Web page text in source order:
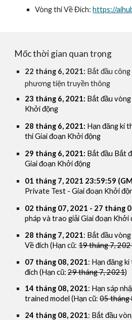
Vòng thi Về Đích: https://
Mốc thời gian quan trọng
22 tháng 6, 2021: Bắt đầu
phương tiện truyền thông
23 tháng 6, 2021: Bắt đầu
Khởi động
28 tháng 6, 2021: Hạn đăng kí
thi Giai đoạn Khởi động
29 tháng 6, 2021: Bắt đầu Bắt
Giai đoạn Khởi động
01 tháng 7, 2021 23:59:59
Private Test - Giai đoạn Khởi
02 tháng 07, 2021 - 27 tháng
pháp và trao giải Giai đoạn Khởi
28 tháng 7, 2021: Bắt đầu
Về đích (Hạn cũ: 19 tháng 7,
07 tháng 08, 2021: Hạn đăng
đích (Hạn cũ: 29 tháng 7, 2021)
14 tháng 08, 2021: Hạn sáp
trained model (Hạn cũ: 05 tháng
24 tháng 08, 2021: Bắt đầu